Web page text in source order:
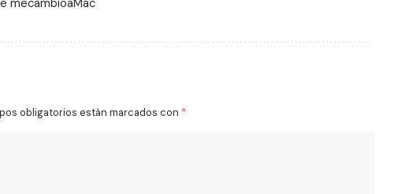
obligatorios están marcados con *